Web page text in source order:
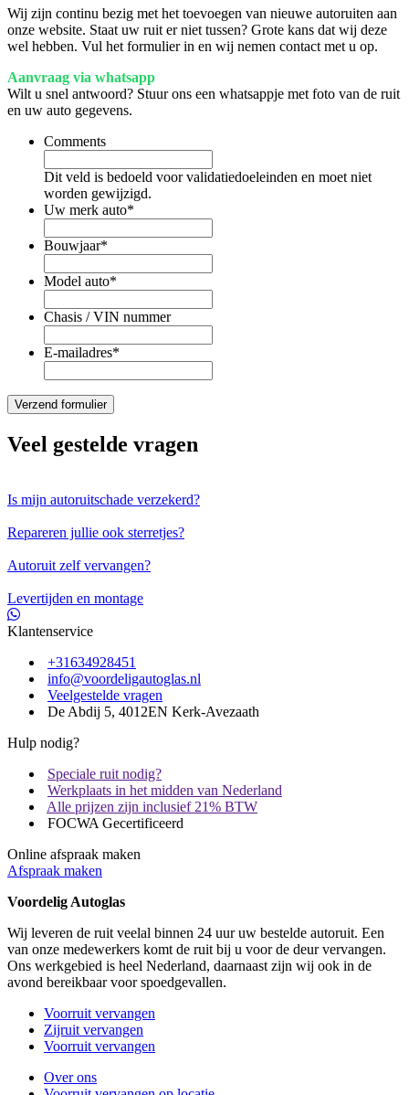
Wij zijn continu bezig met het toevoegen van nieuwe autoruiten aan
onze website. Staat uw ruit er niet tussen? Grote kans dat wij deze
wel hebben. Vul het formulier in en wij nemen contact met u op.
Aanvraag via whatsapp
Wilt u snel antwoord? Stuur ons een whatsappje met foto van de ruit
en uw auto gegevens.
Comments
Dit veld is bedoeld voor validatiedoeleinden en moet niet
worden gewijzigd.
Uw merk auto*
Bouwjaar*
Model auto*
Chasis / VIN nummer
E-mailadres*
Veel gestelde vragen
Is mijn autoruitschade verzekerd?
Repareren jullie ook sterretjes?
Autoruit zelf vervangen?
Levertijden en montage
Klantenservice
+31634928451
info@voordeligautoglas.nl
Veelgestelde vragen
De Abdij 5, 4012EN Kerk-Avezaath
Hulp nodig?
Speciale ruit nodig?
Werkplaats in het midden van Nederland
Alle prijzen zijn inclusief 21% BTW
FOCWA Gecertificeerd
Online afspraak maken
Afspraak maken
Voordelig Autoglas
Wij leveren de ruit veelal binnen 24 uur uw bestelde autoruit. Een
van onze medewerkers komt de ruit bij u voor de deur vervangen.
Ons werkgebied is heel Nederland, daarnaast zijn wij ook in de
avond bereikbaar voor spoedgevallen.
Voorruit vervangen
Zijruit vervangen
Voorruit vervangen
Over ons